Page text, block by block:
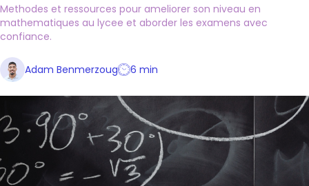
Methodes et ressources pour ameliorer son niveau en
mathematiques au lycee et aborder les examens avec
confiance.
Adam Benmerzoug 6 min